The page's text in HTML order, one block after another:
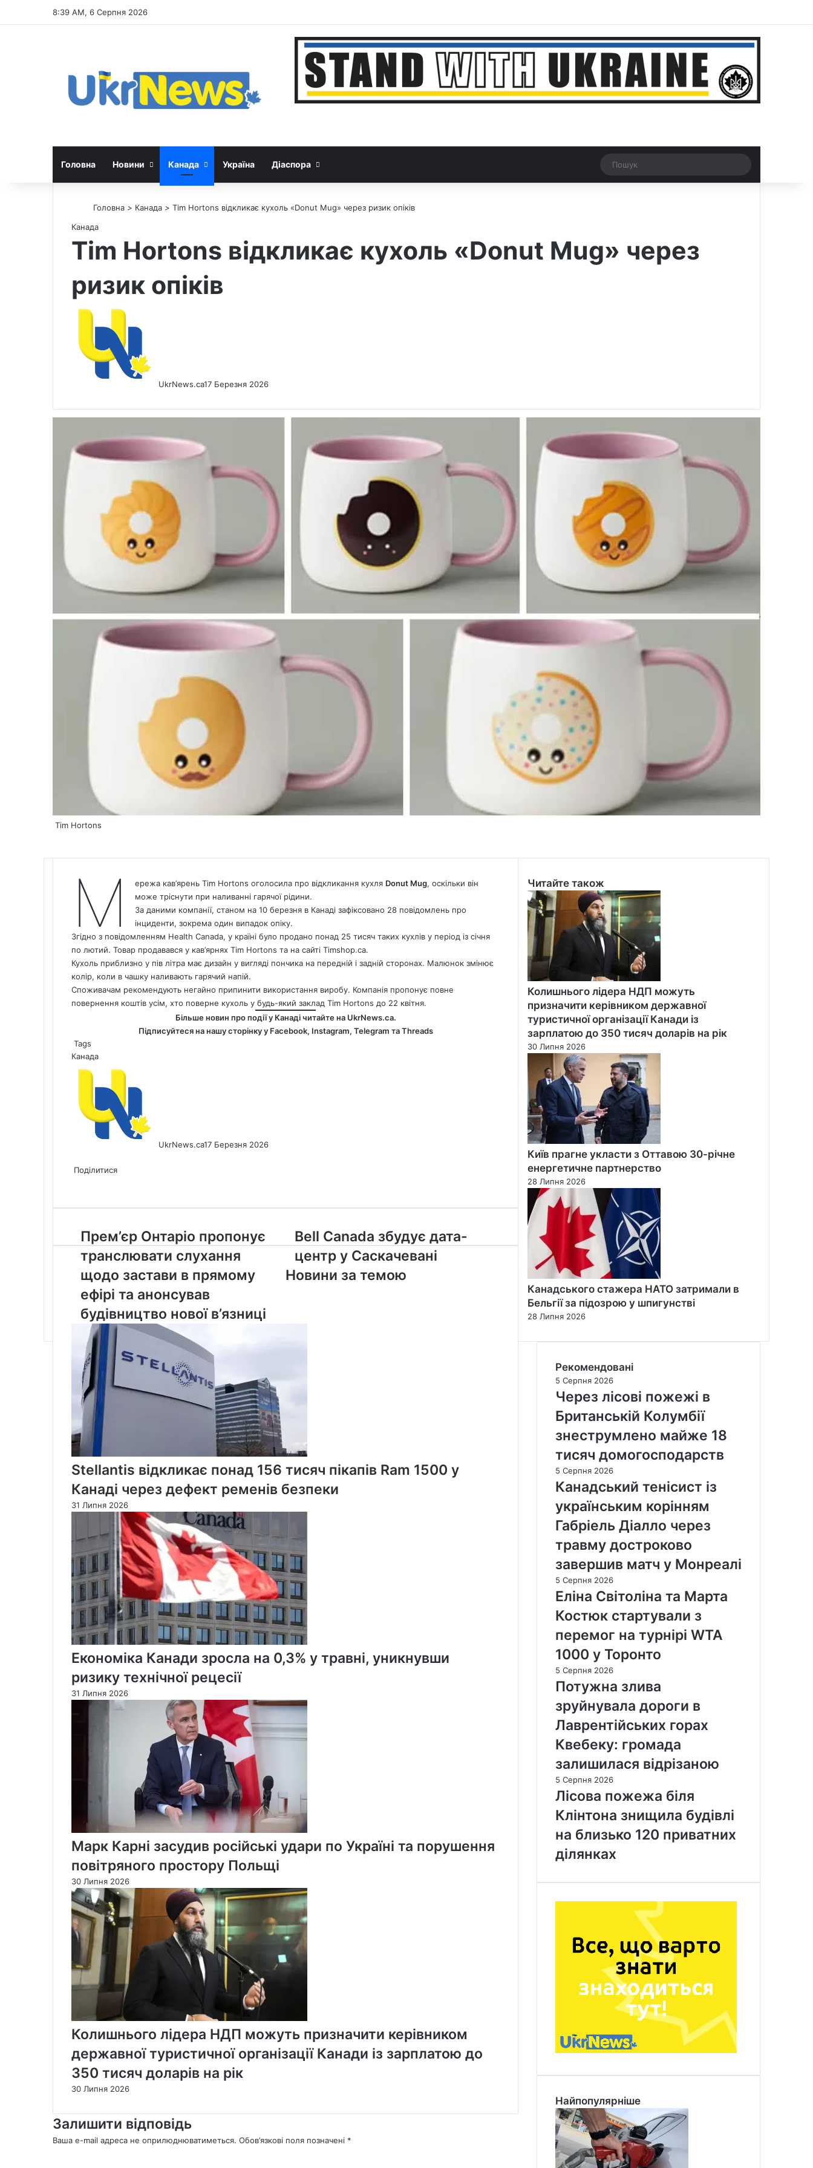
8:39 AM, 6 Серпня 2026
Google News
Threads
Головна Новини Канада Україна Діаспора Рандомна новина
Switch skin
Головна > Канада > Tim Hortons відкликає кухоль «Donut Mug» через ризик опіків
Канада
Tim Hortons відкликає кухоль «Donut Mug» через
ризик опіків
UkrNews.ca17 Березня 2026
Tim Hortons
М ережа кав’ярень Tim Hortons оголосила про відкликання кухля Donut Mug, оскільки він
може тріснути при наливанні гарячої рідини.
За даними компанії, станом на 10 березня в Канаді зафіксовано 28 повідомлень про
інциденти, зокрема один випадок опіку.
Згідно з повідомленням Health Canada, у країні було продано понад 25 тисяч таких кухлів у період із січня
по лютий. Товар продавався у кав’ярнях Tim Hortons та на сайті Timshop.ca.
Кухоль приблизно у пів літра має дизайн у вигляді пончика на передній і задній сторонах. Малюнок змінює
колір, коли в чашку наливають гарячий напій.
Споживачам рекомендують негайно припинити використання виробу. Компанія пропонує повне
повернення коштів усім, хто поверне кухоль у будь-який заклад Tim Hortons до 22 квітня.
Більше новин про події у Канаді читайте на UkrNews.ca.
Підписуйтеся на нашу сторінку у Facebook, Instagram, Telegram таThreads
Tags
Канада
UkrNews.ca17 Березня 2026
via
Поділитися
Email
Прем’єр
Онтаріо
пропонує
транслювати
слухання
щодо
застави
в
прямому
ефірі
та
анонсував
будівництво
нової
в’язниці
Прем’єр Онтаріо пропонує
транслювати слухання
щодо застави в прямому
ефірі та анонсував
будівництво нової в’язниці
Bell
Canada
збудує
дата-
центр
Bell Canada збудує дата-
центр у Саскачевані
Новини за темою
Stellantis відкликає понад 156 тисяч пікапів Ram 1500 у
Канаді через дефект ременів безпеки
31 Липня 2026
Економіка Канади зросла на 0,3% у травні, уникнувши
ризику технічної рецесії
31 Липня 2026
Марк Карні засудив російські удари по Україні та порушення
повітряного простору Польщі
30 Липня 2026
Колишнього лідера НДП можуть призначити керівником
державної туристичної організації Канади із зарплатою до
350 тисяч доларів на рік
30 Липня 2026
Залишити відповідь
Ваша e-mail адреса не оприлюднюватиметься. Обов’язкові поля позначені *
Читайте також
Close
Колишнього лідера НДП можуть
призначити керівником державної
туристичної організації Канади із
зарплатою до 350 тисяч доларів на рік
30 Липня 2026
Київ прагне укласти з Оттавою 30-річне
енергетичне партнерство
28 Липня 2026
Канадського стажера НАТО затримали в
Бельгії за підозрою у шпигунстві
28 Липня 2026
Рекомендовані
5 Серпня 2026
Через лісові пожежі в
Британській Колумбії
знеструмлено майже 18
тисяч домогосподарств
5 Серпня 2026
Канадський тенісист із
українським корінням
Габріель Діалло через
травму достроково
завершив матч у Монреалі
5 Серпня 2026
Еліна Світоліна та Марта
Костюк стартували з
перемог на турнірі WTA
1000 у Торонто
5 Серпня 2026
Потужна злива
зруйнувала дороги в
Лаврентійських горах
Квебеку: громада
залишилася відрізаною
5 Серпня 2026
Лісова пожежа біля
Клінтона знищила будівлі
на близько 120 приватних
ділянках
Найпопулярніше